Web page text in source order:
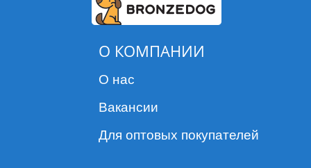
О КОМПАНИИ
О нас
Вакансии
Для оптовых покупателей